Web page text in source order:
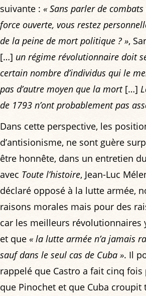
suivante : « Sans parler de
force ouverte, vous restez
de la peine de mort politique ? »,
[…] un régime révolutionnaire doit
certain nombre d’individus qui le
pas d’autre moyen que la mort[…]
de 1793 n’ont probablement pas
Dans cette perspective, les
d’antisionisme, ne sont guère
être honnête, dans un entretien
avec Toute l’histoire, Jean-Luc
déclaré opposé à la lutte armée,
raisons morales mais pour des
car les meilleurs révolutionnaires
et que « la lutte armée n’a jamais
sauf dans le seul cas de Cuba ». Il
rappelé que Castro a fait cinq
que Pinochet et que Cuba